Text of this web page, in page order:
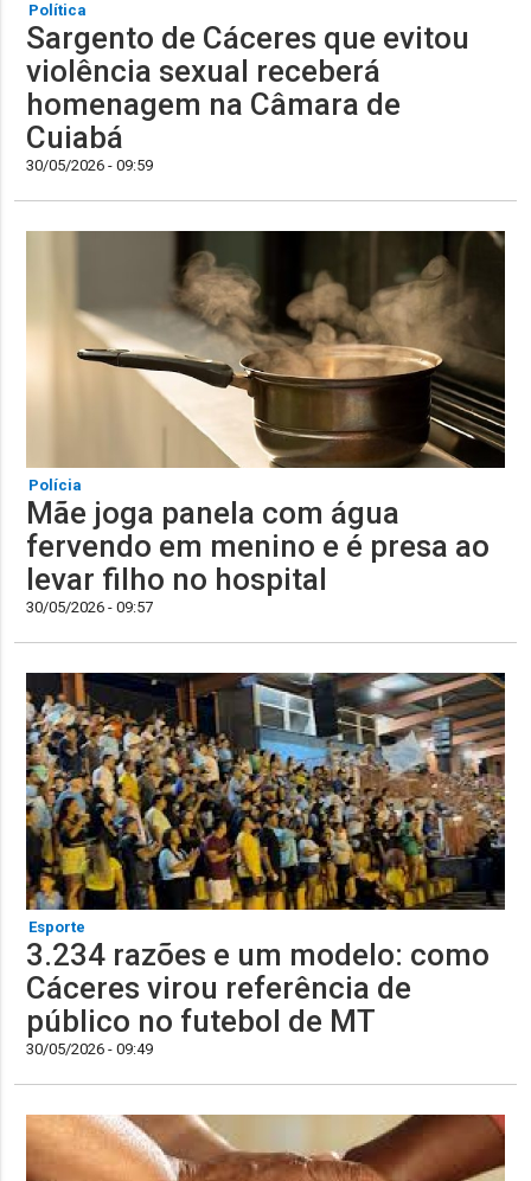
Política
Sargento de Cáceres que evitou
violência sexual receberá
homenagem na Câmara de
Cuiabá
30/05/2026 - 09:59
Polícia
Mãe joga panela com água
fervendo em menino e é presa ao
levar filho no hospital
30/05/2026 - 09:57
Esporte
3.234 razões e um modelo: como
Cáceres virou referência de
público no futebol de MT
30/05/2026 - 09:49